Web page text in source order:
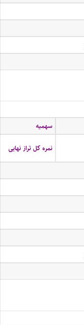
سهمیه
نمره کل تراز نهایی